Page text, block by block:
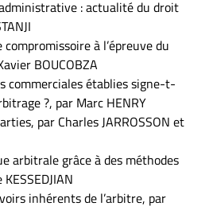
: actualité du droit
compromissoire à l’épreuve du
BOUCOBZA
commerciales établies signe-t-
?, par Marc HENRY
par Charles JARROSSON et
arbitrale grâce à des méthodes
inhérents de l’arbitre, par